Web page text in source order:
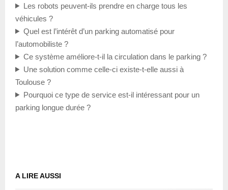
Les robots peuvent-ils prendre en charge tous les
véhicules ?
Quel est l’intérêt d’un parking automatisé pour
l’automobiliste ?
Ce système améliore-t-il la circulation dans le parking ?
Une solution comme celle-ci existe-t-elle aussi à
Toulouse ?
Pourquoi ce type de service est-il intéressant pour un
parking longue durée ?
A LIRE AUSSI